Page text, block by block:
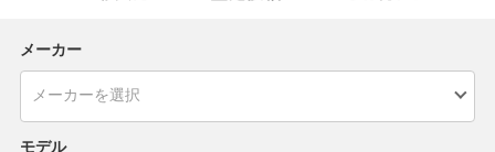
メーカー
モデル